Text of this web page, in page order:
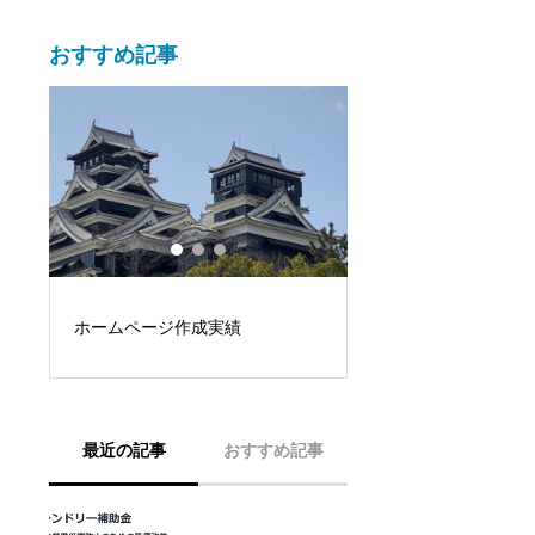
おすすめ記事
新機種到着！
最近の記事 おすすめ記事